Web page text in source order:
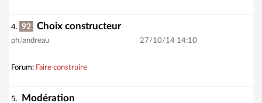
4. 92 Choix constructeur
ph.landreau 27/10/14 14:10
Forum: Faire construire
5. Modération